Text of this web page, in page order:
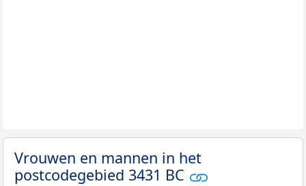
Vrouwen en mannen in het
postcodegebied 3431 BC